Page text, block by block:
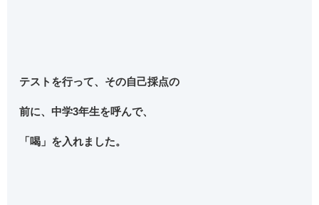
テストを行って、その自己採点の
前に、中学3年生を呼んで、
「喝」を入れました。